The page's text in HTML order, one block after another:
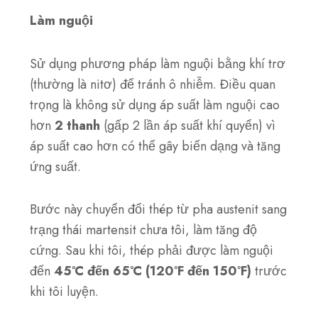
Làm nguội
Sử dụng phương pháp làm nguội bằng khí trơ
(thường là nitơ) để tránh ô nhiễm. Điều quan
trọng là không sử dụng áp suất làm nguội cao
hơn2 thanh (gấp 2 lần áp suất khí quyển) vì
áp suất cao hơn có thể gây biến dạng và tăng
ứng suất.
Bước này chuyển đổi thép từ pha austenit sang
trạng thái martensit chưa tôi, làm tăng độ
cứng. Sau khi tôi, thép phải được làm nguội
đến 45°C đến 65°C (120°F đến 150°F)trước
khi tôi luyện.